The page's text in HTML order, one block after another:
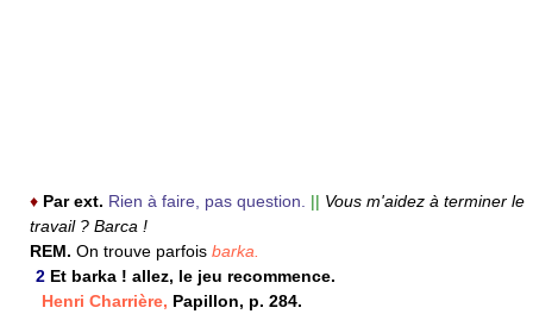
♦ Par ext. Rien à faire, pas question. || Vous m'aidez à terminer le
travail ? Barca !
REM. On trouve parfois barka.
2 Et barka ! allez, le jeu recommence.
Henri Charrière, Papillon, p. 284.